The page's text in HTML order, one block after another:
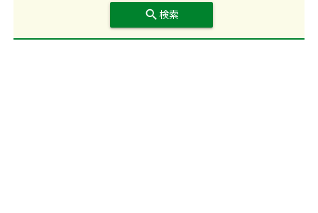
search検索